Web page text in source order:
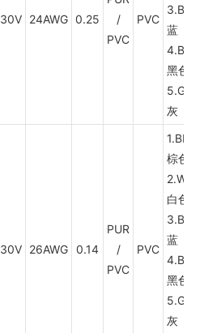
30V 24AWG 0.25
/
PVC
PVC
3.BU
蓝
4.BK
黑色
5.GY
灰
30V 26AWG 0.14
PUR
/
PVC
PVC
1.BN
棕色
2.WH
白色
3.BU
蓝
4.BK
黑色
5.GY
灰